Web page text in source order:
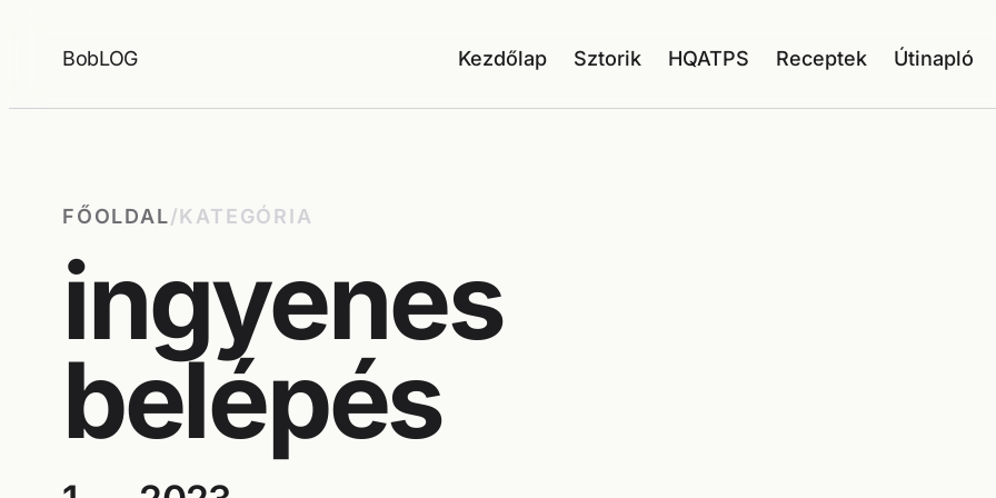
BobLOG Kezdőlap Sztorik HQATPS Receptek Útinapló
FŐOLDAL/KATEGÓRIA
ingyenes
belépés